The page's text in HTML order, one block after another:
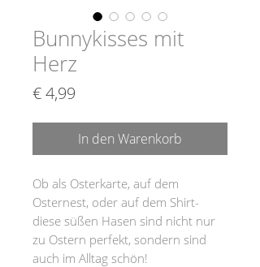
Bunnykisses mit
Herz
€ 4,99
In den Warenkorb
Ob als Osterkarte, auf dem
Osternest, oder auf dem Shirt-
diese süßen Hasen sind nicht nur
zu Ostern perfekt, sondern sind
auch im Alltag schön!